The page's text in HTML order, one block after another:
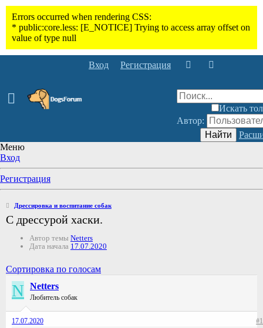
Вход Регистрация
Искать
Автор:
Найти
Меню
Вход
Регистрация
Дрессировка и воспитание собак
С дрессурой хаски.
Автор темы Netters
Дата начала 17.07.2020
Сортировка по голосам
N Netters
Любитель собак
17.07.2020 #1